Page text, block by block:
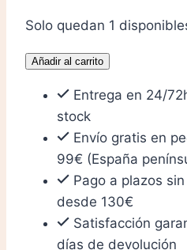
Solo quedan 1
Estrategia
cantidad
Añadir al carrito
Entrega en 24/
stock
Envío gratis en
99€ (España
Pago a plazos
desde 130€
Satisfacción
días de devolución